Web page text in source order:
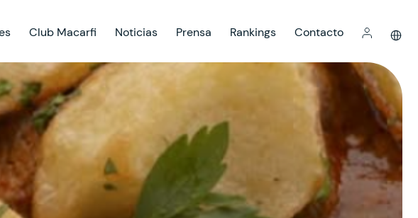
Club Macarfi Noticias Prensa Rankings Contacto